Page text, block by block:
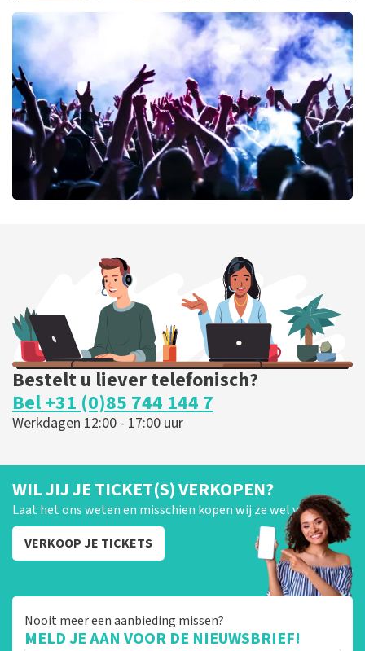
BESTEL NU
BESTEL NU
Bestelt u liever telefonisch?
Bel +31 (0)85 744 144 7
Werkdagen 12:00 - 17:00 uur
WIL JIJ JE TICKET(S) VERKOPEN?
Laat het ons weten en misschien kopen wij ze wel van je!
VERKOOP JE TICKETS
Nooit meer een aanbieding missen?
MELD JE AAN VOOR DE NIEUWSBRIEF!